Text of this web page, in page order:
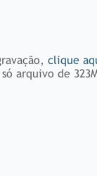
clique
arquivo de